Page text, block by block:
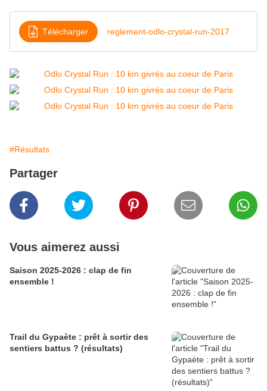
Télécharger reglement-odlo-crystal-run-2017
#Résultats
Partager
Vous aimerez aussi
Saison 2025-2026 : clap de fin
ensemble !
Trail du Gypaète : prêt à sortir des
sentiers battus ? (résultats)